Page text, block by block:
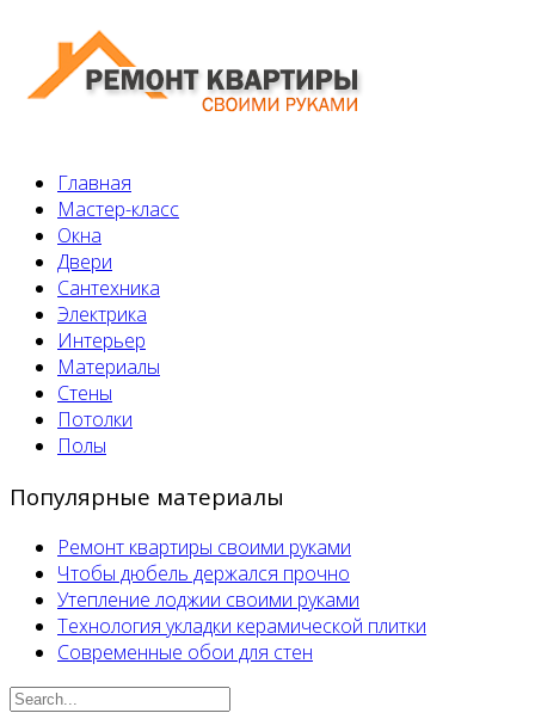
Главная
Мастер-класс
Окна
Двери
Сантехника
Электрика
Интерьер
Материалы
Стены
Потолки
Полы
Популярные материалы
Ремонт квартиры своими руками
Чтобы дюбель держался прочно
Утепление лоджии своими руками
Технология укладки керамической плитки
Современные обои для стен